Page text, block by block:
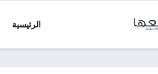
الرئيسية